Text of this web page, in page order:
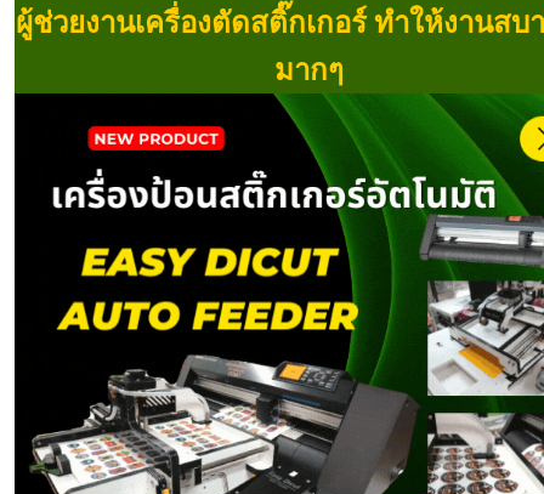
ผู้ช่วยงานเครื่องตัดสติ๊กเกอร์ ทำให้งานสบ
มากๆ